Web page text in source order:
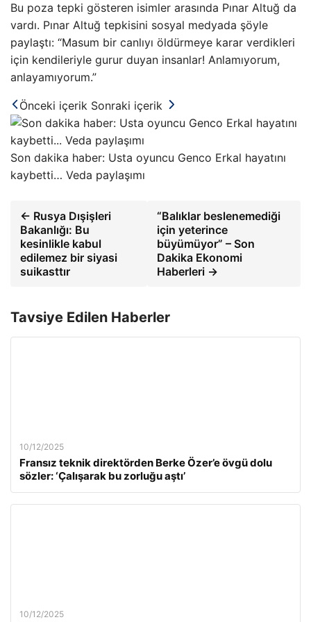
Bu poza tepki gösteren isimler arasında Pınar Altuğ da
vardı. Pınar Altuğ tepkisini sosyal medyada şöyle
paylaştı: “Masum bir canlıyı öldürmeye karar verdikleri
için kendileriyle gurur duyan insanlar! Anlamıyorum,
anlayamıyorum.”
Önceki içerik Sonraki içerik
Son dakika haber: Usta oyuncu Genco Erkal hayatını
kaybetti… Veda paylaşımı
← Rusya Dışişleri
Bakanlığı: Bu
kesinlikle kabul
edilemez bir siyasi
suikasttır
“Balıklar beslenemediği
için yeterince
büyümüyor” – Son
Dakika Ekonomi
Haberleri →
Tavsiye Edilen Haberler
10/12/2025
Fransız teknik direktörden Berke Özer’e övgü dolu
sözler: ‘Çalışarak bu zorluğu aştı’
10/12/2025